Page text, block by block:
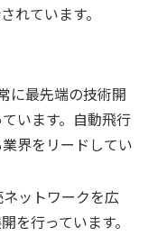
れています。
に最先端の技術開
います。自動飛行
界をリードしてい
ットワークを広
を行っています。